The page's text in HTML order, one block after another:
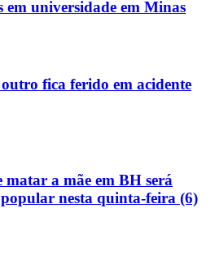
em universidade em Minas
fica ferido em acidente
matar a mãe em BH será
nesta quinta-feira (6)